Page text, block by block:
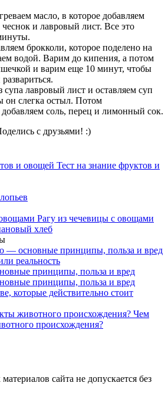
масло, в которое добавляем
и лавровый лист. Все это
брокколи, которое поделено на
водой. Варим до кипения, а потом
и варим еще 10 минут, чтобы
супа лавровый лист и оставляем суп
он слегка остыл. Потом
соль, перец и лимонный сок.
c друзьями! :)
Тест на знание фруктов и
Рагу из чечевицы с овощами
хлеб
— основные принципы, польза и вред
реальность
принципы, польза и вред
которые действительно стоит
Чем
происхождения?
сайта не допускается без